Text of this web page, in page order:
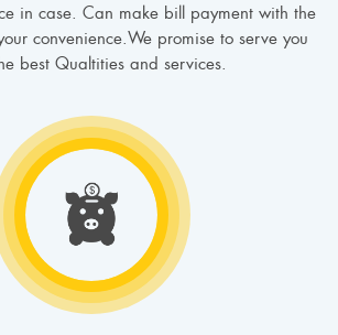
in case. Can make bill payment with the
convenience.We promise to serve you
best Qualtities and services.